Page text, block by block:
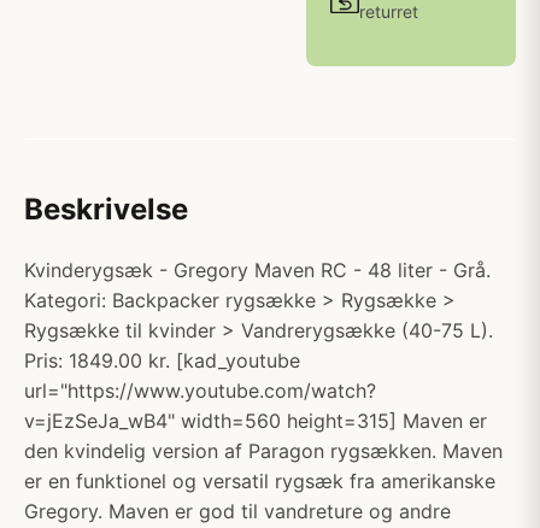
returret
Beskrivelse
Kvinderygsæk - Gregory Maven RC - 48 liter - Grå.
Kategori: Backpacker rygsække > Rygsække >
Rygsække til kvinder > Vandrerygsække (40-75 L).
Pris: 1849.00 kr. [kad_youtube
url="https://www.youtube.com/watch?
v=jEzSeJa_wB4" width=560 height=315] Maven er
den kvindelig version af Paragon rygsækken. Maven
er en funktionel og versatil rygsæk fra amerikanske
Gregory. Maven er god til vandreture og andre